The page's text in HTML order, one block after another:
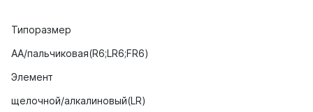
Типоразмер
AA/пальчиковая(R6;LR6;FR6)
Элемент
щелочной/алкалиновый(LR)